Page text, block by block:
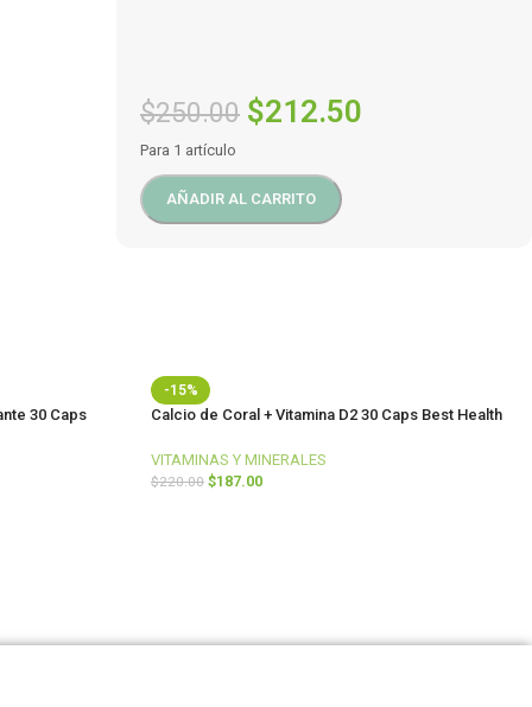
$250.00 $212.50
Para 1 artículo
AÑADIR AL CARRITO
30 Caps
-15%
Calcio de Coral + Vitamina D2 30 Caps Best Health
VITAMINAS Y MINERALES
$220.00 $187.00